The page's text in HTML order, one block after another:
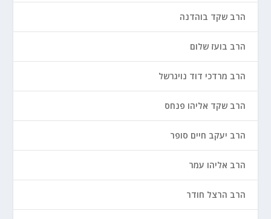
הרב שקד בוהדנה
הרב בועז שלום
הרב מרדכי דוד נויגרשל
הרב שקד אליהו פנחס
הרב יעקב חיים סופר
הרב אליהו עמר
הרב הרצל חודר